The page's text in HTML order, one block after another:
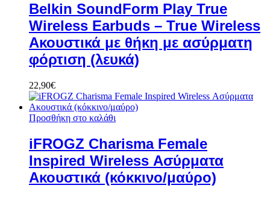
Belkin SoundForm Play True
Wireless Earbuds – True Wireless
Ακουστικά με θήκη με ασύρματη
φόρτιση (λευκά)
22,90€
Προσθήκη στο καλάθι
iFROGZ Charisma Female
Inspired Wireless Ασύρματα
Ακουστικά (κόκκινο/μαύρο)